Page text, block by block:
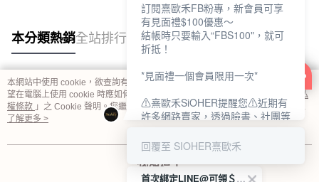
本分類熱銷全站排行
熱門標籤
本網站中使用 cookie，欲查詢有關本網站使用 cookie 方式之詳情，及若您不希
望在電腦上使用 cookie 時應如何變更電腦的 cookie 設定，請參閱本網站「
隱私
權條款 」之 Cookie 聲明。您繼續使用本網站即表示您同意本公司得按本網站使
用條款之 Cookie 聲明使用 cookie。
了解更多 >
我知道了
首次綁定LINE@可領＄100折扣優惠
訂閱熹歐禾FB粉專，新會員可享
有見面禮$100優惠～
結帳時只要輸入“FBS100"，就可
折抵！
*見面禮一個會員限用一次*
⚠熹歐禾SiOHER提醒您⚠近期有
許多網路賣家，透過臉書、社團等
SiOHER』品牌授權、或有內部管
消費者上當及受害。
回覆至 SIOHER熹歐禾